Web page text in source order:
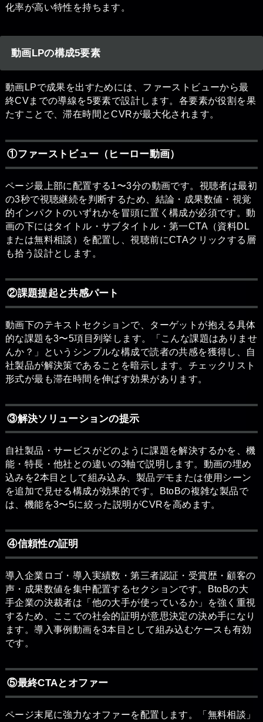
化率が高い特性を持ちます。
動画LPの構成5要素
動画LPで成果を出すためには、ファーストビューから最
終CVまでの導線を5要素で設計します。各要素が役割を果
たすことで、滞在時間とCVRが最大化されます。
①ファーストビュー（ヒーロー動画）
ページ最上部に配置する1〜3分の動画です。視聴者は最初
の3秒で視聴継続を判断するため、結論・成果数値・視覚
的インパクトのいずれかを冒頭に置く構成が必須です。動
画の下にはタイトル・サブタイトル・第一CTA（資料DL
または無料相談）を配置し、視聴前にCTAクリックする層
も拾う設計とします。
②課題提起と共感パート
動画下のテキストセクションで、ターゲットが抱える具体
的な課題を3〜5項目列挙します。「こんな課題はありませ
んか？」というシンプルな構成で読者の共感を獲得し、自
社製品が解決策であることを暗示します。チェックリスト
形式が最も滞在時間を伸ばす効果があります。
③解決ソリューションの提示
自社製品・サービスがどのように課題を解決するかを、機
能・特長・他社との違いの3軸で説明します。動画の埋め
込みを2本目として組み込み、製品デモまたは使用シーン
を追加で見せる構成が効果的です。BtoBの複雑な製品で
は、機能を3〜5に絞った説明がCVRを高めます。
④信頼性の証明
導入企業ロゴ・導入実績数・第三者認証・受賞歴・顧客の
声・成果数値を集中配置するセクションです。BtoBの大
手企業の決裁者は「他の大手が使っているか」を強く重視
するため、ここでの社会的証明が意思決定の決め手になり
ます。導入事例動画を3本目として組み込むケースも有効
です。
⑤最終CTAとオファー
ページ末尾に強力なオファーを配置します。「無料相談」